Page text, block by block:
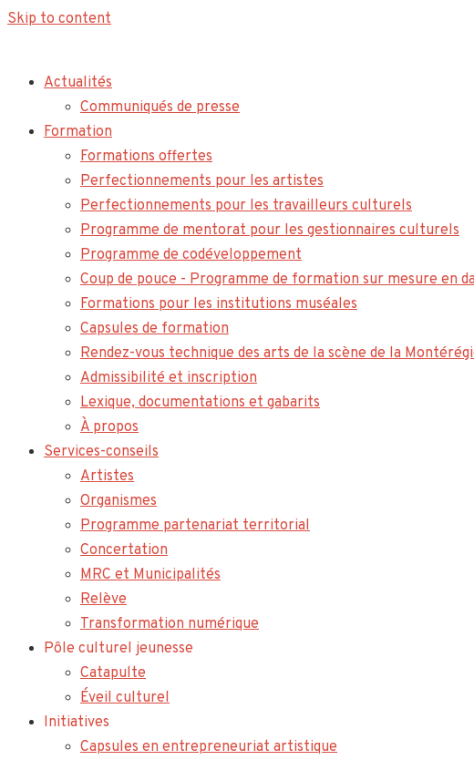
Skip to content
Actualités
Communiqués de presse
Formation
Formations offertes
Perfectionnements pour les artistes
Perfectionnements pour les travailleurs culturels
Programme de mentorat pour les gestionnaires culturels
Programme de codéveloppement
Coup de pouce - Programme de formation sur mesure en
Formations pour les institutions muséales
Capsules de formation
Rendez-vous technique des arts de la scène de la
Admissibilité et inscription
Lexique, documentations et gabarits
À propos
Services-conseils
Artistes
Organismes
Programme partenariat territorial
Concertation
MRC et Municipalités
Relève
Transformation numérique
Pôle culturel jeunesse
Catapulte
Éveil culturel
Initiatives
Capsules en entrepreneuriat artistique